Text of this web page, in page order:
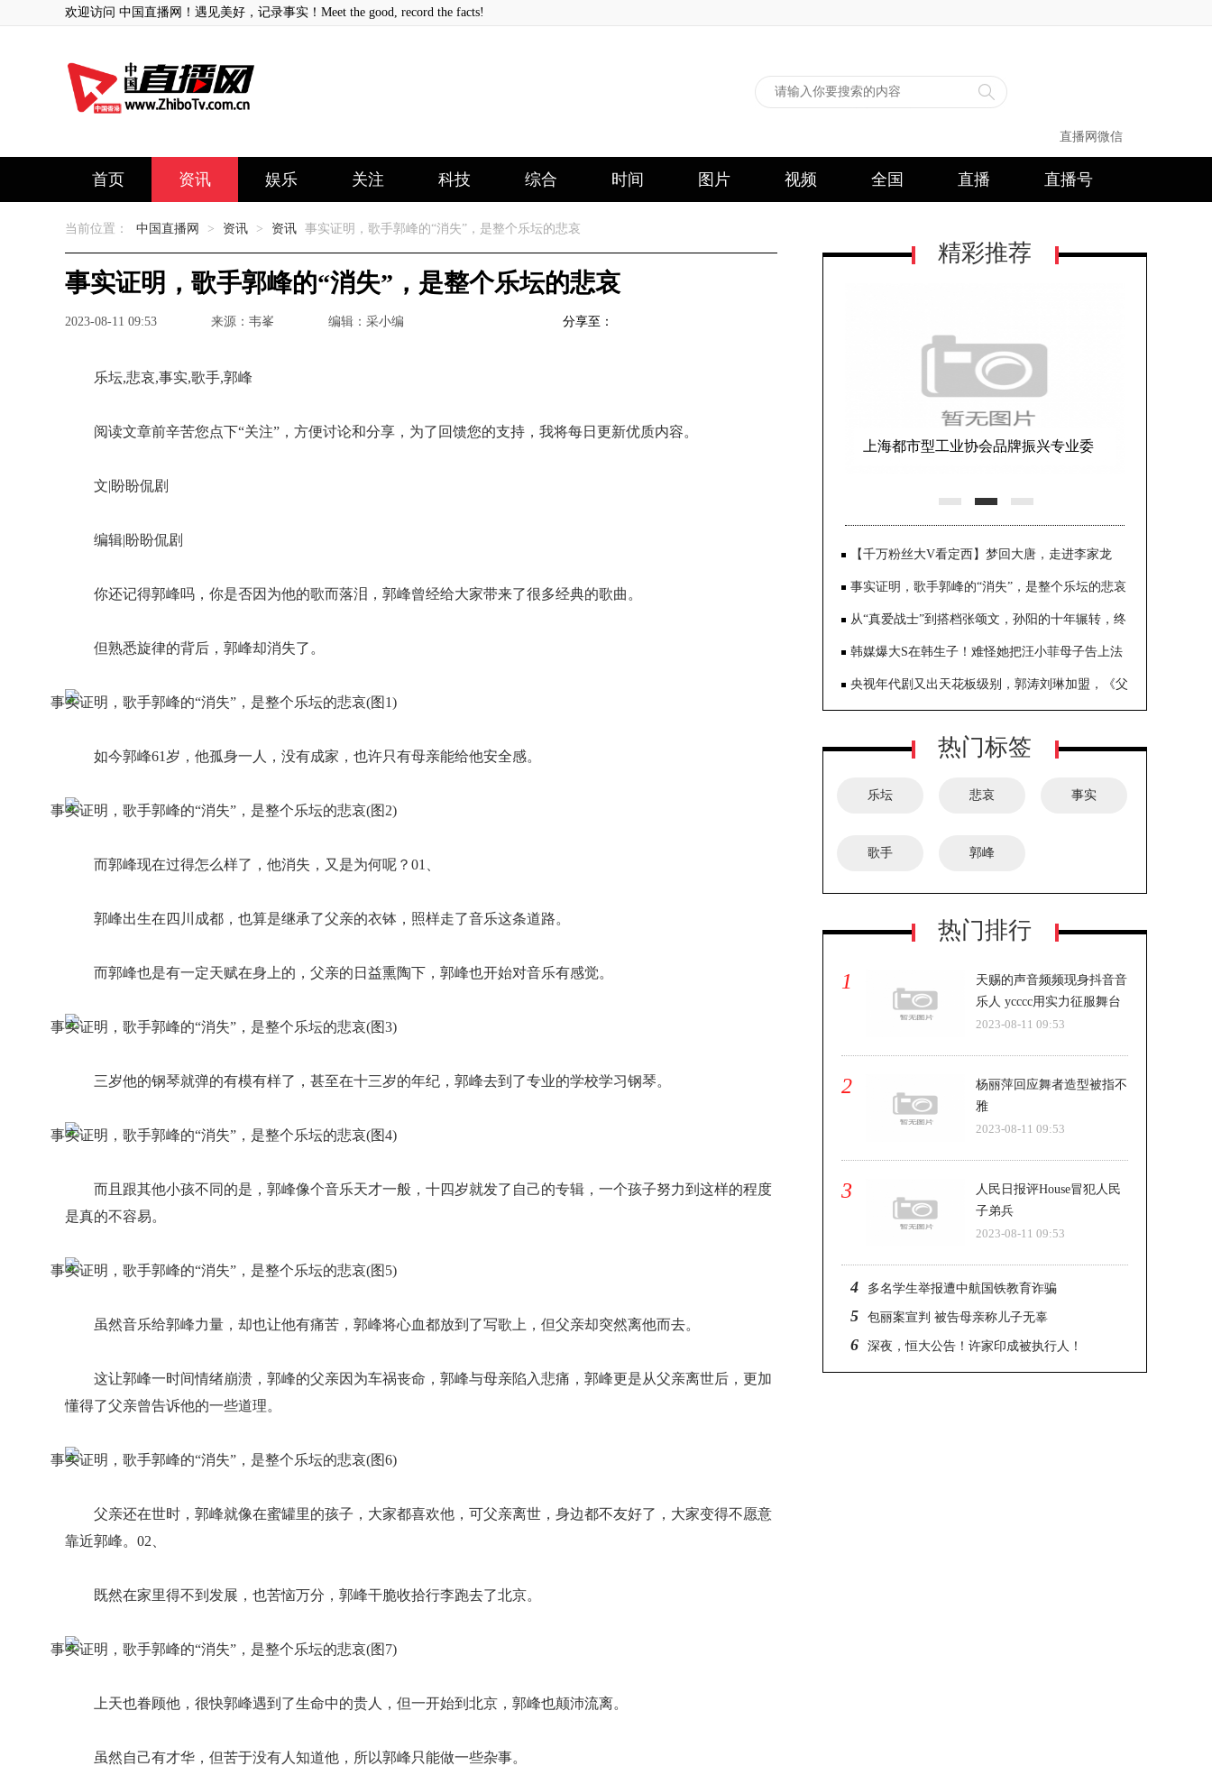
欢迎访问 中国直播网！遇见美好，记录事实！Meet the good, record the facts!
直播网微信
首页 资讯 娱乐 关注 科技 综合 时间 图片 视频 全国 直播 直播号
当前位置： 中国直播网 > 资讯 > 资讯 事实证明，歌手郭峰的“消失”，是整个乐坛的悲哀
事实证明，歌手郭峰的“消失”，是整个乐坛的悲哀
2023-08-11 09:53 来源：韦峯 编辑：采小编 分享至：
乐坛,悲哀,事实,歌手,郭峰
阅读文章前辛苦您点下“关注”，方便讨论和分享，为了回馈您的支持，我将每日更新优质内容。
文|盼盼侃剧
编辑|盼盼侃剧
你还记得郭峰吗，你是否因为他的歌而落泪，郭峰曾经给大家带来了很多经典的歌曲。
但熟悉旋律的背后，郭峰却消失了。
如今郭峰61岁，他孤身一人，没有成家，也许只有母亲能给他安全感。
而郭峰现在过得怎么样了，他消失，又是为何呢？01、
郭峰出生在四川成都，也算是继承了父亲的衣钵，照样走了音乐这条道路。
而郭峰也是有一定天赋在身上的，父亲的日益熏陶下，郭峰也开始对音乐有感觉。
三岁他的钢琴就弹的有模有样了，甚至在十三岁的年纪，郭峰去到了专业的学校学习钢琴。
而且跟其他小孩不同的是，郭峰像个音乐天才一般，十四岁就发了自己的专辑，一个孩子努力到这样的程度
是真的不容易。
虽然音乐给郭峰力量，却也让他有痛苦，郭峰将心血都放到了写歌上，但父亲却突然离他而去。
这让郭峰一时间情绪崩溃，郭峰的父亲因为车祸丧命，郭峰与母亲陷入悲痛，郭峰更是从父亲离世后，更加
懂得了父亲曾告诉他的一些道理。
父亲还在世时，郭峰就像在蜜罐里的孩子，大家都喜欢他，可父亲离世，身边都不友好了，大家变得不愿意
靠近郭峰。02、
既然在家里得不到发展，也苦恼万分，郭峰干脆收拾行李跑去了北京。
上天也眷顾他，很快郭峰遇到了生命中的贵人，但一开始到北京，郭峰也颠沛流离。
虽然自己有才华，但苦于没有人知道他，所以郭峰只能做一些杂事。
精彩推荐
安徽宿州蒿沟镇政府通报：一名女演
【千万粉丝大V看定西】梦回大唐，走进李家龙
宫！
事实证明，歌手郭峰的“消失”，是整个乐坛的悲哀
从“真爱战士”到搭档张颂文，孙阳的十年辗转，终
于在34岁出圈
韩媒爆大S在韩生子！难怪她把汪小菲母子告上法
庭，原来是缺钱了
央视年代剧又出天花板级别，郭涛刘琳加盟，《父
热门标签
乐坛 悲哀 事实
歌手 郭峰
热门排行
1
天赐的声音频频现身抖音音
乐人 ycccc用实力征服舞台
2023-08-11 09:53
2
杨丽萍回应舞者造型被指不
雅
2023-08-11 09:53
3
人民日报评House冒犯人民
子弟兵
2023-08-11 09:53
4 多名学生举报遭中航国铁教育诈骗
5 包丽案宣判 被告母亲称儿子无辜
6 深夜，恒大公告！许家印成被执行人！